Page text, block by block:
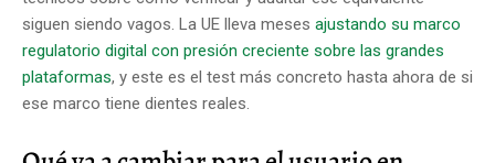
siguen siendo vagos. La UE lleva meses ajustando su marco
regulatorio digital con presión creciente sobre las grandes
plataformas, y este es el test más concreto hasta ahora de si
ese marco tiene dientes reales.